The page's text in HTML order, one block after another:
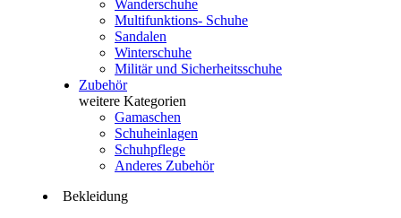
Wanderschuhe
Multifunktions- Schuhe
Sandalen
Winterschuhe
Militär und Sicherheitsschuhe
Zubehör
weitere Kategorien
Gamaschen
Schuheinlagen
Schuhpflege
Anderes Zubehör
Bekleidung